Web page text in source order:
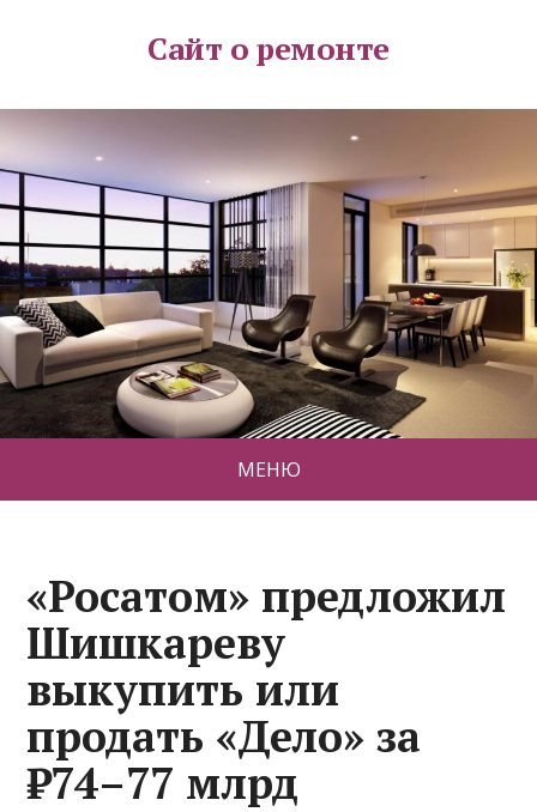
Сайт о ремонте
МЕНЮ
«Росатом» предложил
Шишкареву
выкупить или
продать «Дело» за
₽74–77 млрд